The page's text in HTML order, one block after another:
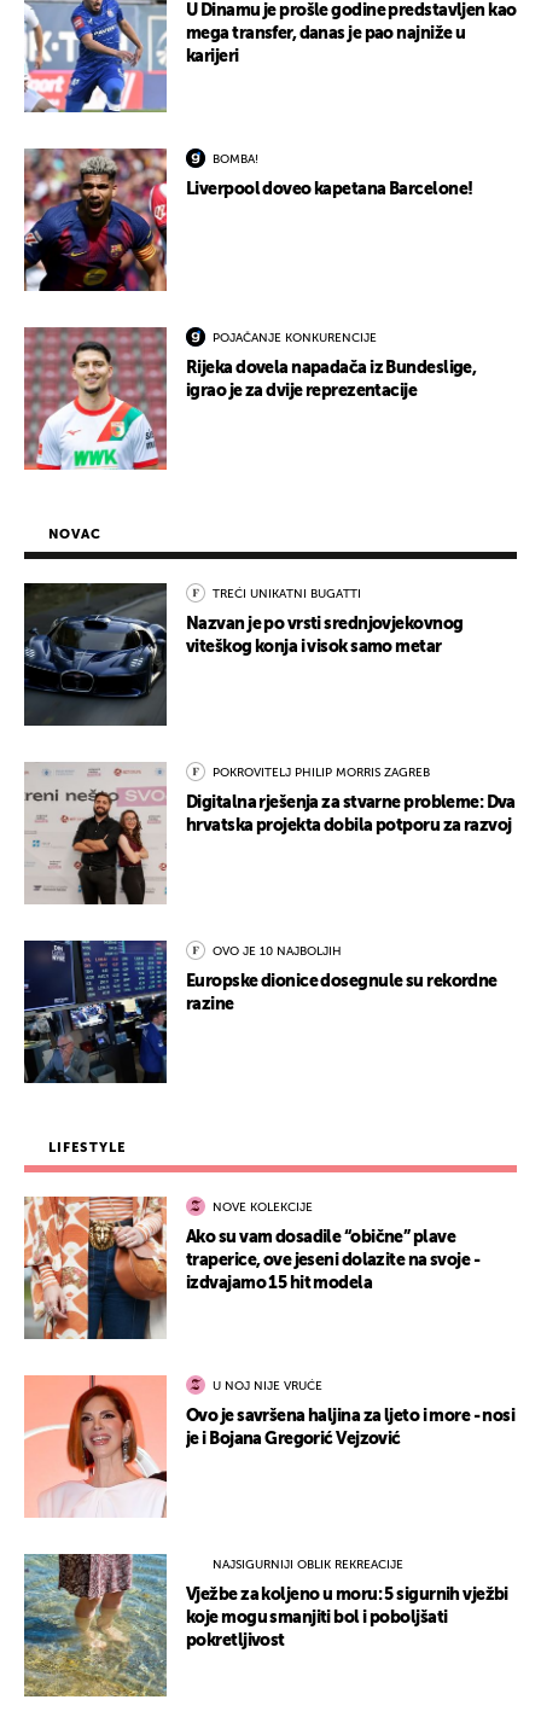
U Dinamu je prošle godine predstavljen kao
mega transfer, danas je pao najniže u
karijeri
BOMBA!
Liverpool doveo kapetana Barcelone!
POJAČANJE KONKURENCIJE
Rijeka dovela napadača iz Bundeslige,
igrao je za dvije reprezentacije
NOVAC
TREĆI UNIKATNI BUGATTI
Nazvan je po vrsti srednjovjekovnog
viteškog konja i visok samo metar
POKROVITELJ PHILIP MORRIS ZAGREB
Digitalna rješenja za stvarne probleme: Dva
hrvatska projekta dobila potporu za razvoj
OVO JE 10 NAJBOLJIH
Europske dionice dosegnule su rekordne
razine
LIFESTYLE
NOVE KOLEKCIJE
Ako su vam dosadile “obične” plave
traperice, ove jeseni dolazite na svoje -
izdvajamo 15 hit modela
U NOJ NIJE VRUĆE
Ovo je savršena haljina za ljeto i more - nosi
je i Bojana Gregorić Vejzović
NAJSIGURNIJI OBLIK REKREACIJE
Vježbe za koljeno u moru: 5 sigurnih vježbi
koje mogu smanjiti bol i poboljšati
pokretljivost